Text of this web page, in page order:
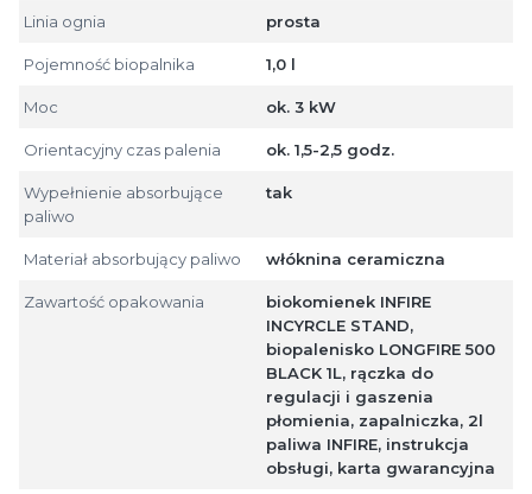
Linia ognia prosta
Pojemność biopalnika 1,0 l
Moc ok. 3 kW
Orientacyjny czas palenia ok. 1,5-2,5 godz.
Wypełnienie absorbujące
paliwo
tak
Materiał absorbujący paliwo włóknina ceramiczna
Zawartość opakowania
biokomienek INFIRE
INCYRCLE STAND,
biopalenisko LONGFIRE 500
BLACK 1L, rączka do
regulacji i gaszenia
płomienia, zapalniczka, 2l
paliwa INFIRE, instrukcja
obsługi, karta gwarancyjna